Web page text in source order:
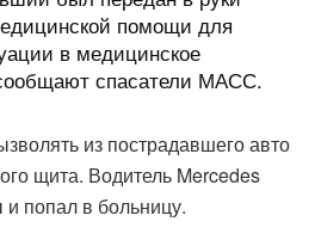
помощи для
в медицинское
спасатели МАСС.
из пострадавшего авто
щита. Водитель Mercedes
попал в больницу.